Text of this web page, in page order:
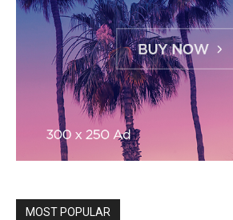
MOST POPULAR